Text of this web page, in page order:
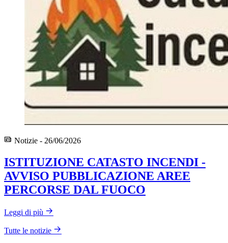
Notizie - 26/06/2026
ISTITUZIONE CATASTO INCENDI -
AVVISO PUBBLICAZIONE AREE
PERCORSE DAL FUOCO
Leggi di più
Tutte le notizie